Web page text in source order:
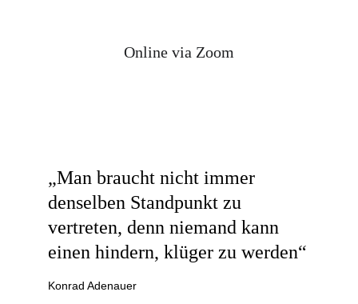
Online via Zoom
„Man braucht nicht immer
denselben Standpunkt zu
vertreten, denn niemand kann
einen hindern, klüger zu werden“
Konrad Adenauer